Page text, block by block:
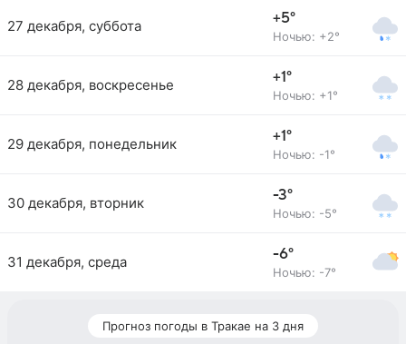
27 декабря, суббота +5°
Ночью: +2°
28 декабря, воскресенье +1°
Ночью: +1°
29 декабря, понедельник +1°
Ночью: -1°
30 декабря, вторник -3°
Ночью: -5°
31 декабря, среда -6°
Ночью: -7°
Прогноз погоды в Тракае на 3 дня